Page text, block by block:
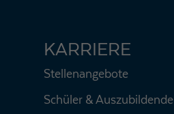
KARRIERE
Stellenangebote
Schüler & Auszubildende